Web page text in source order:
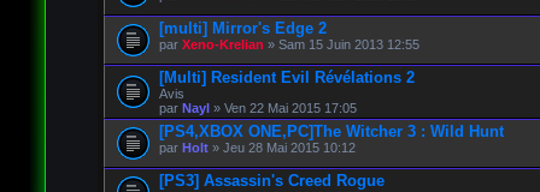
[multi] Mirror's Edge 2
par Xeno-Krelian » Sam 15 Juin 2013 12:55
[Multi] Resident Evil Révélations 2
Avis
par Nayl» Ven 22 Mai 2015 17:05
[PS4,XBOX ONE,PC]The Witcher 3 : Wild Hunt
par Holt» Jeu 28 Mai 2015 10:12
[PS3] Assassin's Creed Rogue